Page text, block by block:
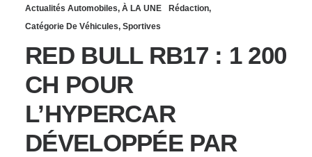
Actualités Automobiles, À LA UNE Rédaction,
Catégorie De Véhicules, Sportives
RED BULL RB17 : 1 200
CH POUR
L’HYPERCAR
DÉVELOPPÉE PAR